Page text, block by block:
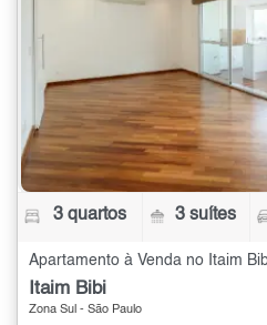
3 quartos 3 suítes
Apartamento à Venda no Itaim
Itaim Bibi
Zona Sul - São Paulo